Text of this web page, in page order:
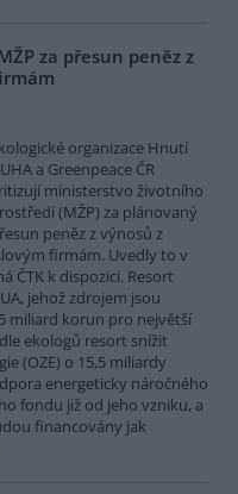
za přesun peněz z
organizace Hnutí
a Greenpeace ČR
ministerstvo životního
(MŽP) za plánovaný
peněz z výnosů z
firmám. Uvedly to v
ČTK k dispozici. Resort
jehož zdrojem jsou
miliard korun pro největší
ekologů resort snížit
(OZE) o 15,5 miliardy
energeticky náročného
fondu již od jeho vzniku, a
financovány jak